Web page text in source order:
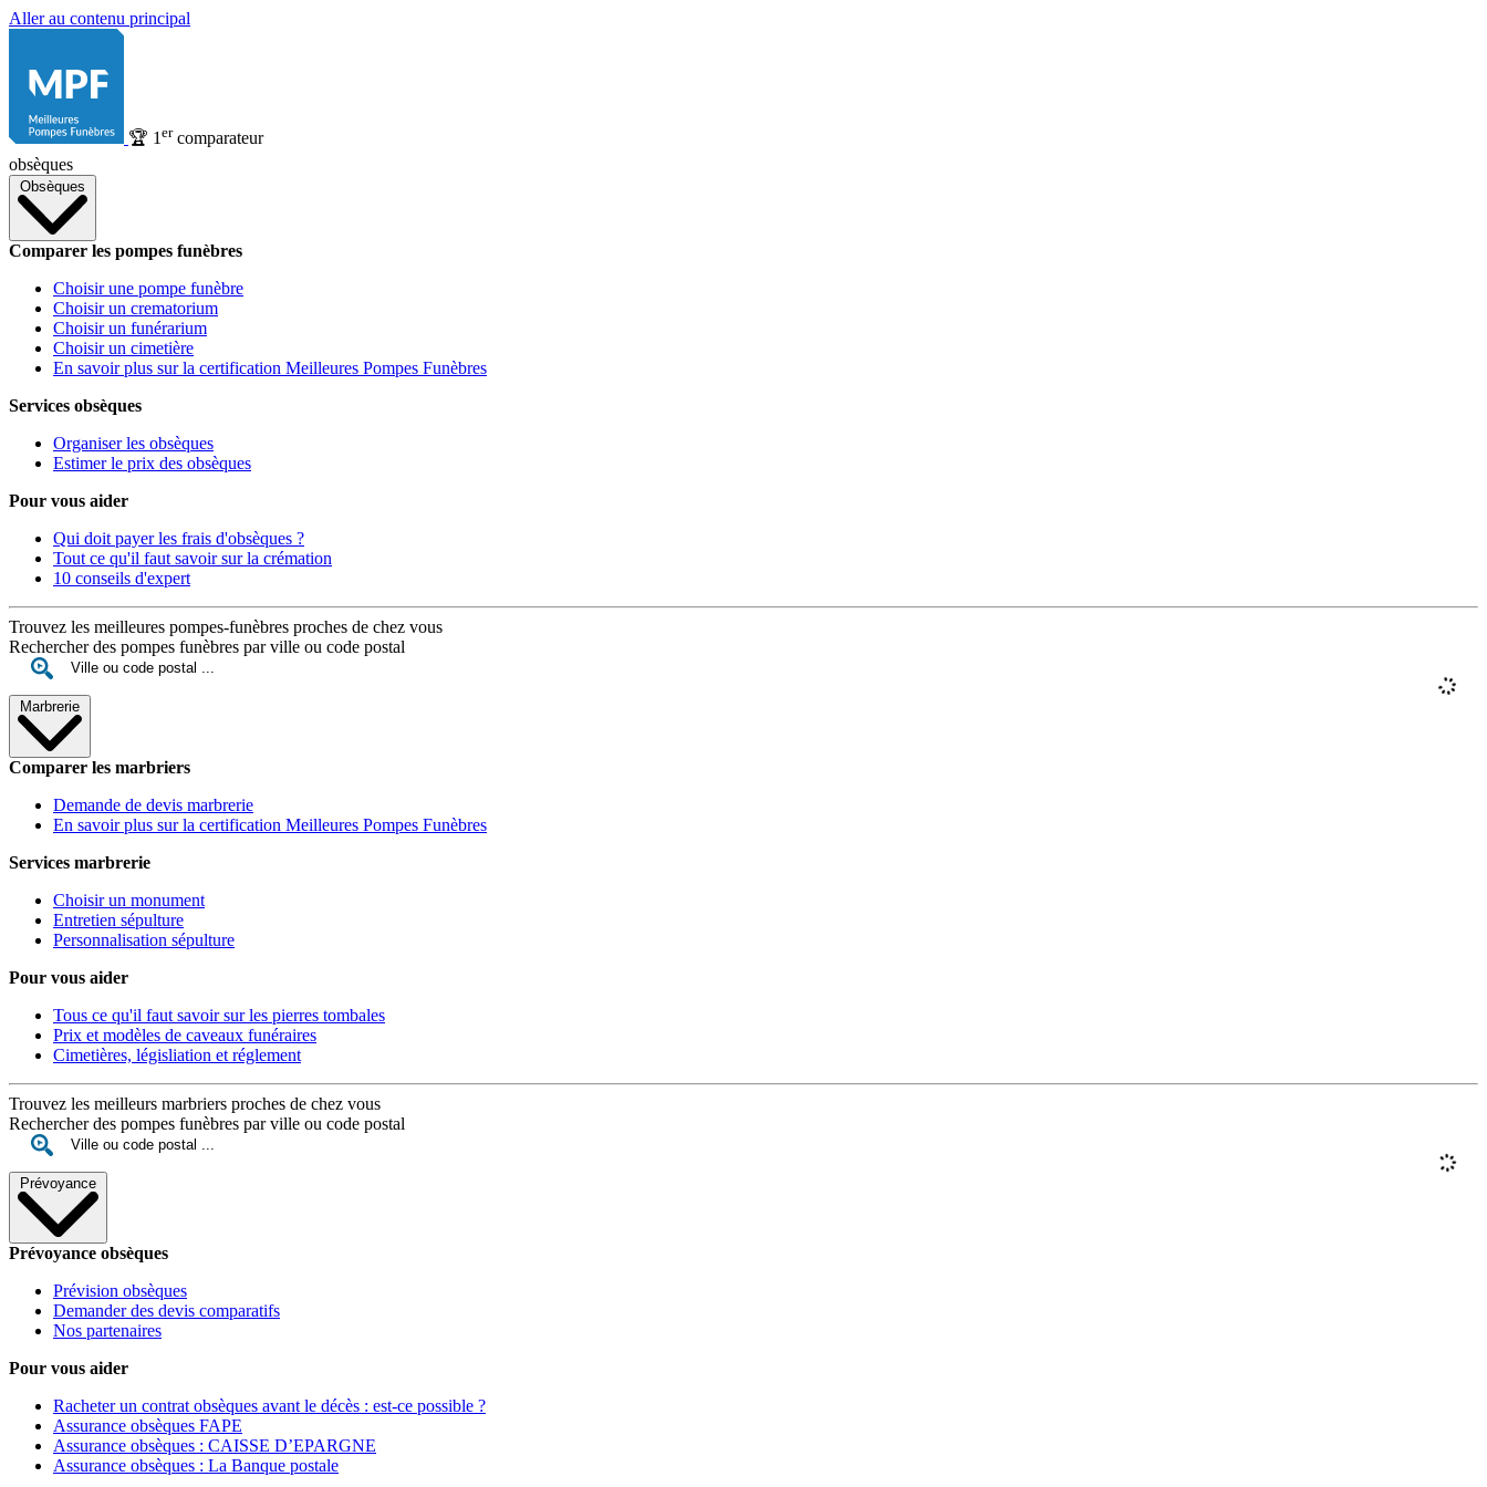
Aller au contenu principal
🏆 1 ercomparateur
obsèques
Obsèques
Comparer les pompes funèbres
Choisir une pompe funèbre
Choisir un crematorium
Choisir un funérarium
Choisir un cimetière
En savoir plus sur la certification Meilleures Pompes Funèbres
Services obsèques
Organiser les obsèques
Estimer le prix des obsèques
Pour vous aider
Qui doit payer les frais d'obsèques ?
Tout ce qu'il faut savoir sur la crémation
10 conseils d'expert
Trouvez les meilleures pompes-funèbres proches de chez vous
Rechercher des pompes funèbres par ville ou code postal
Marbrerie
Comparer les marbriers
Demande de devis marbrerie
En savoir plus sur la certification Meilleures Pompes Funèbres
Services marbrerie
Choisir un monument
Entretien sépulture
Personnalisation sépulture
Pour vous aider
Tous ce qu'il faut savoir sur les pierres tombales
Prix et modèles de caveaux funéraires
Cimetières, législiation et réglement
Trouvez les meilleurs marbriers proches de chez vous
Rechercher des pompes funèbres par ville ou code postal
Prévoyance
Prévoyance obsèques
Prévision obsèques
Demander des devis comparatifs
Nos partenaires
Pour vous aider
Racheter un contrat obsèques avant le décès : est-ce possible ?
Assurance obsèques FAPE
Assurance obsèques : CAISSE D’EPARGNE
Assurance obsèques : La Banque postale